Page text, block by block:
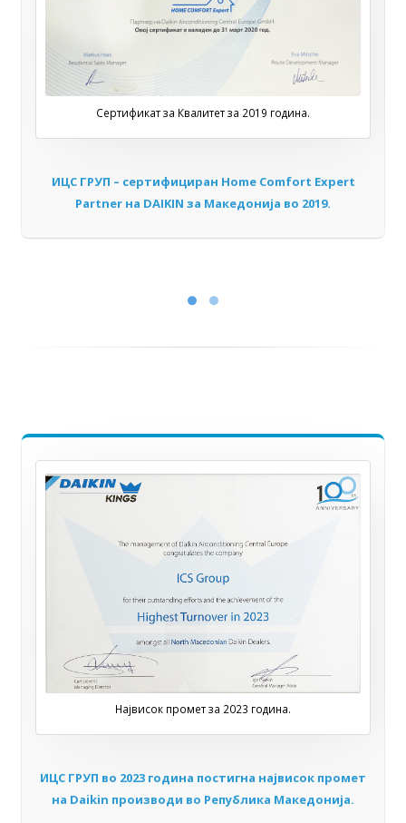
Сертификат за Квалитет за 2019 година.
ИЦС ГРУП – сертифициран Home Comfort Expert
Partner на DAIKIN за Мaкедонија во 2019.
Највисок промет за 2023 година.
ИЦС ГРУП во 2023 година постигна највисок промет
на Daikin производи во Република Македонија.